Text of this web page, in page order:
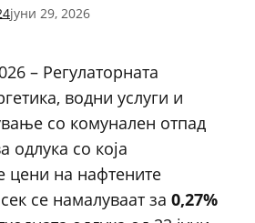
јуни 29, 2026
– Регулаторната
водни услуги и
со комунален отпад
одлука со која
цени на нафтените
се намалуваат за 0,27%